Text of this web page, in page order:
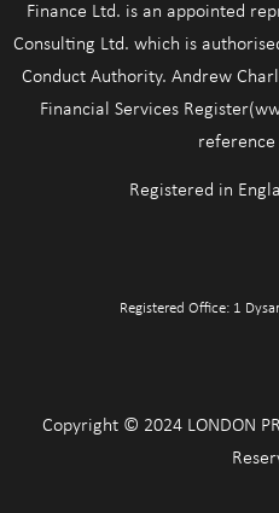
Finance Ltd. is an appointed
Consulting Ltd. which is
Conduct Authority. Andrew
Financial Services
reference
Registered in
Registered Office: 1
Copyright © 2024 LONDON